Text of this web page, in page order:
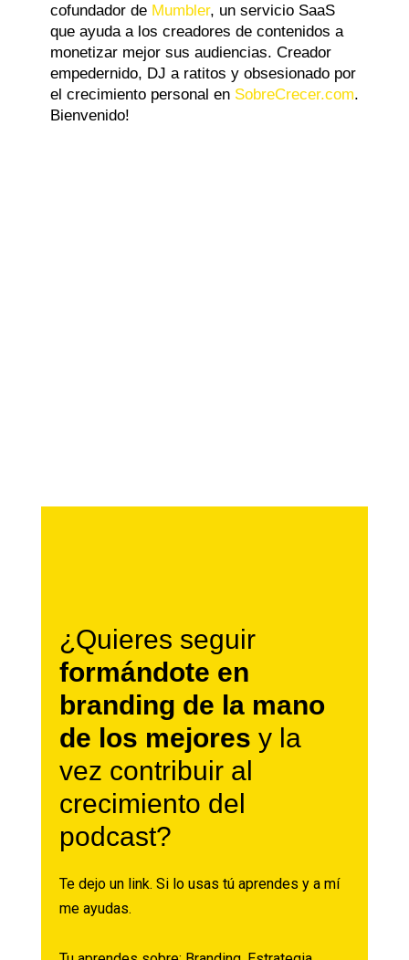
cofundador de Mumbler, un servicio SaaS
que ayuda a los creadores de contenidos a
monetizar mejor sus audiencias. Creador
empedernido, DJ a ratitos y obsesionado por
el crecimiento personal en SobreCrecer.com.
Bienvenido!
¿Quieres seguir
formándote en
branding de la mano
de los mejores y la
vez contribuir al
crecimiento del
podcast?
Te dejo un link. Si lo usas tú aprendes y a mí
me ayudas.